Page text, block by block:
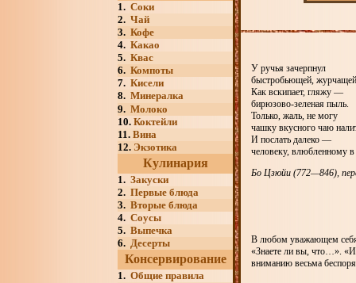
1. Соки
2. Чай
3. Кофе
4. Какао
5. Квас
6. Компоты
7. Кисели
8. Минералка
9. Молоко
10. Коктейли
11. Вина
12. Экзотика
Кулинария
1. Закуски
2. Первые блюда
3. Вторые блюда
4. Соусы
5. Выпечка
6. Десерты
Консервирование
1. Общие правила
У ручья зачерпнул
быстробьющей,
Как вскипает, гляжу —
бирюзово-зеленая пыль.
Только, жаль, не могу
чашку вкусного чаю
И послать далеко —
человеку, влюбленному в
Бо Цзюйи (772—846),
В любом уважающем себя
«Знаете ли вы, что…».
вниманию весьма